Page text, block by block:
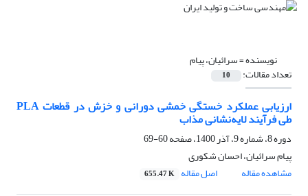
نویسنده =سرائیان، پیام
تعداد مقالات: 10
ارزیابی عملکرد خستگی خمشی دورانی و خزش در قطعات PLA
طی فرآیند لایه‌نشانی مذاب
دوره 8، شماره 9، آذر 1400، صفحه
60-69
پیام سرائیان، احسان شکوری
مشاهده مقاله
اصل مقاله 655.47 K